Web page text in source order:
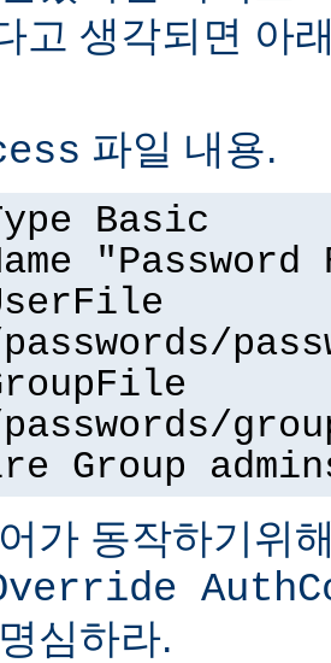
고 생각되면 아
파일 내용.
Basic
passwords/
passwords/
Group
가 동작하기위
심하라.